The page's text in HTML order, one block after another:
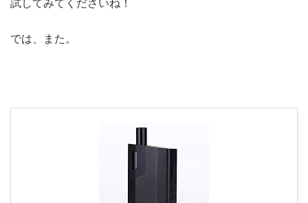
試してみてくださいね！
では、また。